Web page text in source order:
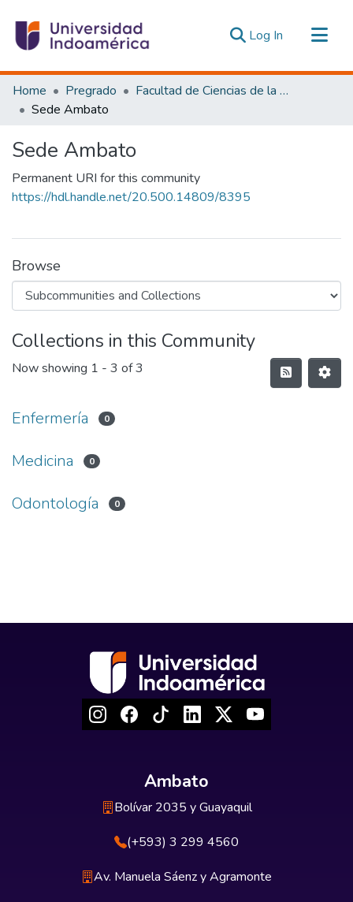
Log In (current)
Communities & Collections
All of DSpace
Estadísticas Externas
Home Pregrado
Facultad de Ciencias de la Salud y Bienestar Humano
Sede Ambato
Sede Ambato
Permanent URI for this community
https://hdl.handle.net/20.500.14809/8395
Browse
Collections in this Community
Now showing 1 - 3 of 3
Enfermería 0
Medicina 0
Odontología 0
Ambato
Bolívar 2035 y Guayaquil
(+593) 3 299 4560
Av. Manuela Sáenz y Agramonte